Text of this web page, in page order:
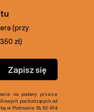
(przy
zł)
Zapisz się
na podany przeze
pochodzących od
w Piotrowie 18, 62-814